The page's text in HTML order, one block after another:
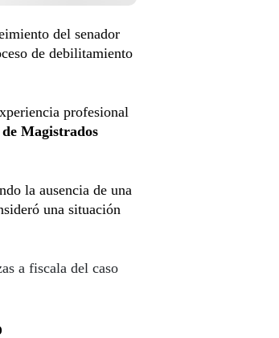
del senador
de debilitamiento
profesional
Magistrados
la ausencia de una
una situación
a fiscala del caso